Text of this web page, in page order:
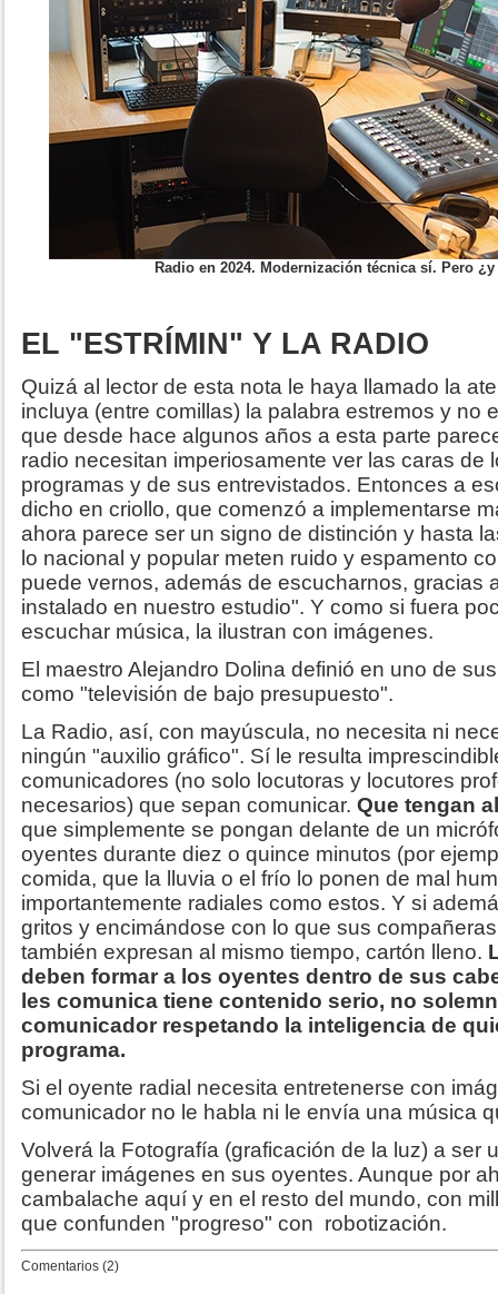
Radio en 2024. Modernización técnica sí. Pero
EL "ESTRÍMIN" Y LA RADIO
Quizá al lector de esta nota le haya llamado la
incluya (entre comillas) la palabra estremos y no
que desde hace algunos años a esta parte
radio necesitan imperiosamente ver las caras de
programas y de sus entrevistados. Entonces a
dicho en criollo, que comenzó a implementarse
ahora parece ser un signo de distinción y hasta
lo nacional y popular meten ruido y espamento
puede vernos, además de escucharnos, gracias
instalado en nuestro estudio". Y como si fuera
escuchar música, la ilustran con imágenes.
El maestro Alejandro Dolina definió en uno de
como "televisión de bajo presupuesto".
La Radio, así, con mayúscula, no necesita ni
ningún "auxilio gráfico". Sí le resulta
comunicadores (no solo locutoras y locutores
necesarios) que sepan comunicar. Que tengan
que simplemente se pongan delante de un
oyentes durante diez o quince minutos (por
comida, que la lluvia o el frío lo ponen de mal
importantemente radiales como estos. Y si
gritos y encimándose con lo que sus
también expresan al mismo tiempo, cartón lleno.
deben formar a los oyentes dentro de sus
les comunica tiene contenido serio, no
comunicador respetando la inteligencia de
programa.
Si el oyente radial necesita entretenerse con
comunicador no le habla ni le envía una música
Volverá la Fotografía (graficación de la luz) a ser
generar imágenes en sus oyentes. Aunque por
cambalache aquí y en el resto del mundo, con
que confunden "progreso" con robotización.
Comentarios (2)